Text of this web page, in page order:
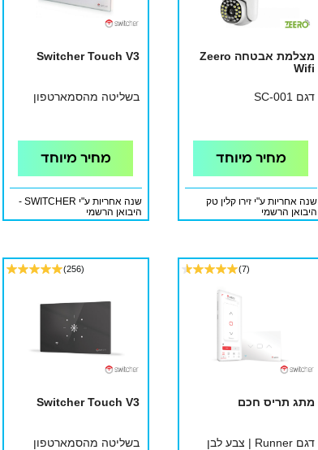
מצלמת אבטחה Zeero
Wifi
דגם SC-001
מחיר מיוחד
שנה אחריות ע"י זירו קלין טק
היבואן הרשמי
Switcher Touch V3
בשליטה מהסמארטפון
מחיר מיוחד
שנה אחריות ע"י SWITCHER -
היבואן הרשמי
(7)
מתג תריס חכם
דגם Runner | צבע לבן
(256)
Switcher Touch V3
בשליטה מהסמארטפון